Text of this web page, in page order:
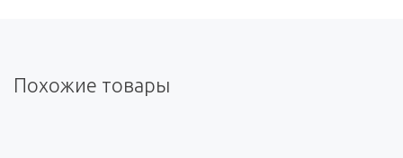
Похожие товары